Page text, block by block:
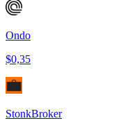
Ondo
$0,35
StonkBroker